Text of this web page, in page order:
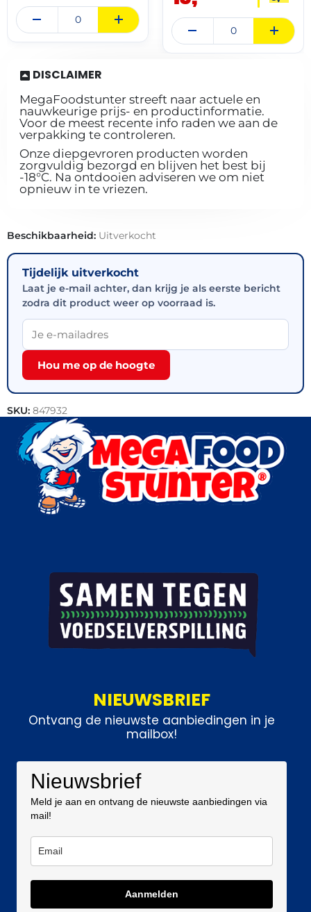
DISCLAIMER
MegaFoodstunter streeft naar actuele en
nauwkeurige prijs- en productinformatie.
Voor de meest recente info raden we aan de
verpakking te controleren.
Onze diepgevroren producten worden
zorgvuldig bezorgd en blijven het best bij
-18°C. Na ontdooien adviseren we om niet
opnieuw in te vriezen.
Beschikbaarheid: Uitverkocht
Tijdelijk uitverkocht
Laat je e-mail achter, dan krijg je als eerste bericht
zodra dit product weer op voorraad is.
Hou me op de hoogte
SKU: 847932
Categorieën:Bakkerij
NIEUWSBRIEF
Ontvang de nieuwste aanbiedingen in je
mailbox!
Nieuwsbrief
Meld je aan en ontvang de nieuwste aanbiedingen via
mail!
Aanmelden